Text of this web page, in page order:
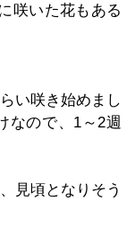
咲いた花もある
い咲き始めまし
なので、1～2週
見頃となりそう